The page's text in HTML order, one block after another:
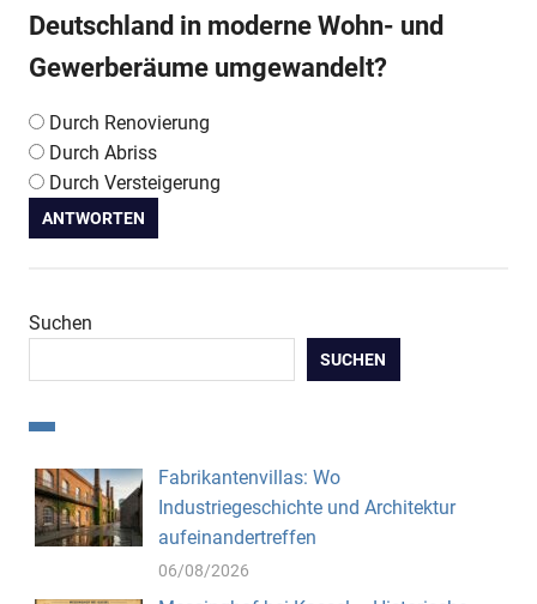
Deutschland in moderne Wohn- und
Gewerberäume umgewandelt?
Durch Renovierung
Durch Abriss
Durch Versteigerung
ANTWORTEN
Suchen
SUCHEN
Fabrikantenvillas: Wo
Industriegeschichte und Architektur
aufeinandertreffen
06/08/2026